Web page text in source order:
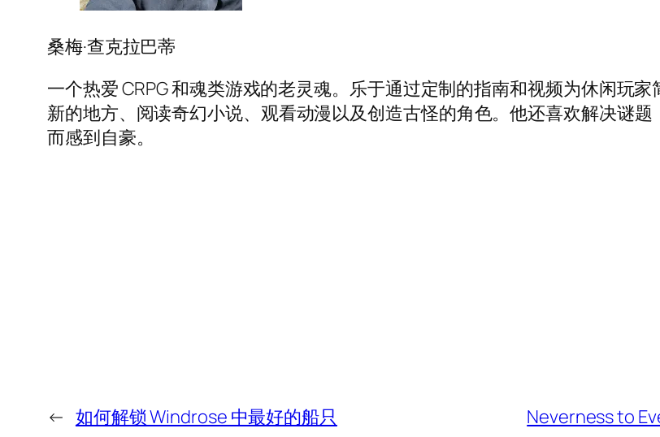
桑梅·查克拉巴蒂
一个热爱 CRPG 和魂类游戏的老灵魂。乐于通过定制的指南和视频为休闲玩
新的地方、阅读奇幻小说、观看动漫以及创造古怪的角色。他还喜欢解决谜
而感到自豪。
← 如何解锁 Windrose 中最好的船只 Neverness to